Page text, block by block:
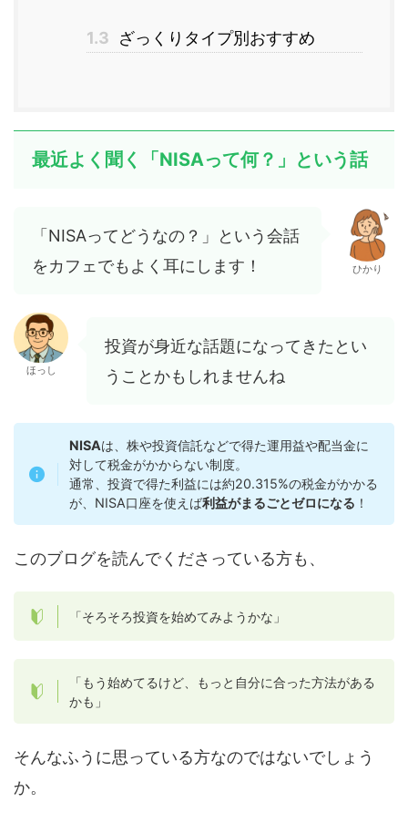
1.3 ざっくりタイプ別おすすめ
最近よく聞く「NISAって何？」という話
「NISAってどうなの？」という会話
をカフェでもよく耳にします！
ひかり
ほっし
投資が身近な話題になってきたとい
うことかもしれませんね
NISAは、株や投資信託などで得た運用益や配当金に
対して税金がかからない制度。
通常、投資で得た利益には約20.315%の税金がかかる
が、NISA口座を使えば利益がまるごとゼロになる ！
このブログを読んでくださっている方も、
「そろそろ投資を始めてみようかな」
「もう始めてるけど、もっと自分に合った方法がある
かも」
そんなふうに思っている方なのではないでしょう
か。